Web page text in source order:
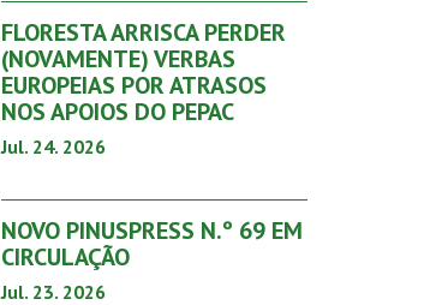
FLORESTA ARRISCA PERDER
(NOVAMENTE) VERBAS
EUROPEIAS POR ATRASOS
NOS APOIOS DO PEPAC
Jul. 24. 2026
NOVO PINUSPRESS N.º 69 EM
CIRCULAÇÃO
Jul. 23. 2026